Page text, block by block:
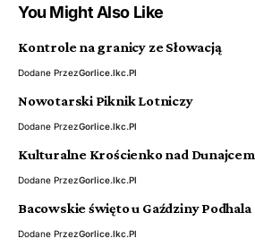
You Might Also Like
Kontrole na granicy ze Słowacją
Dodane PrzezGorlice.ikc.pl
Nowotarski Piknik Lotniczy
Dodane PrzezGorlice.ikc.pl
Kulturalne Krościenko nad Dunajcem
Dodane PrzezGorlice.ikc.pl
Bacowskie święto u Gaździny Podhala
Dodane PrzezGorlice.ikc.pl